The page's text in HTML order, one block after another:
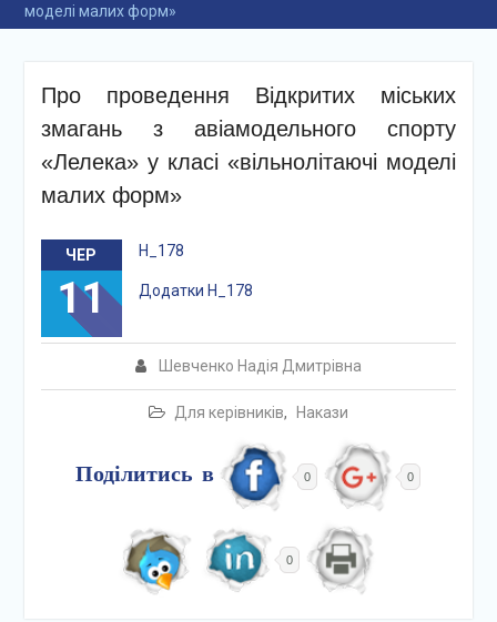
моделі малих форм»
Про проведення Відкритих міських
змагань з авіамодельного спорту
«Лелека» у класі «вільнолітаючі моделі
малих форм»
ЧЕР
11
Шевченко Надія Дмитрівна
Для керівників, Накази
Н_178
Додатки Н_178
Поділитись в 0 0
0